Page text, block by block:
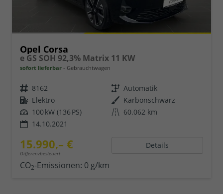
Opel Corsa
e GS SOH 92,3% Matrix 11 KW
sofort lieferbar Gebrauchtwagen
8162
Automatik
Elektro
Karbonschwarz
100 kW (136 PS)
60.062 km
14.10.2021
15.990,– €
Differenzbesteuert
Details
CO2-Emissionen: 0 g/km